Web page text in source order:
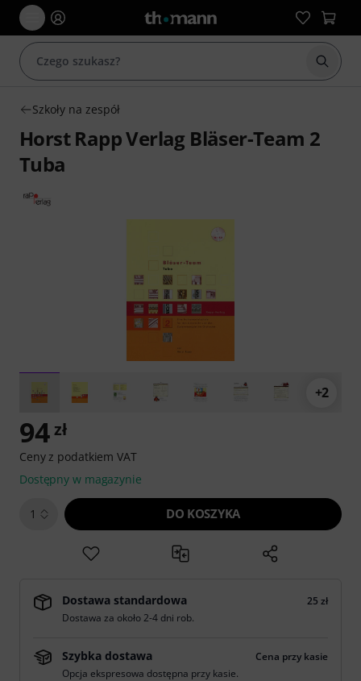
Szkoły na zespół
Horst Rapp Verlag Bläser-Team 2
Tuba
+2
94zł
Ceny z podatkiem VAT
Dostępny w magazynie
1 DO KOSZYKA
Dostawa standardowa
25 zł
Dostawa za około 2-4 dni rob.
Szybka dostawa
Cena przy kasie
Opcja ekspresowa dostępna przy kasie.